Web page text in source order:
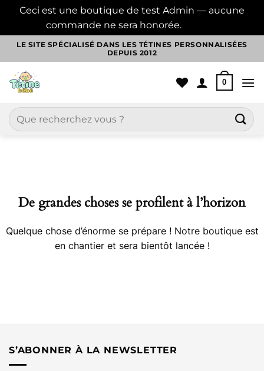
Ceci est une boutique de test Admin — aucune
commande ne sera honorée.
Passer
contenu
LE SITE SPÉCIALISÉ DANS LES TÉTINES PERSONNALISÉES
DEPUIS 2012
0
Recherche
pour :
De grandes choses se profilent à l’horizon
Quelque chose d’énorme se prépare ! Notre boutique est
en chantier et sera bientôt lancée !
S’ABONNER À LA NEWSLETTER